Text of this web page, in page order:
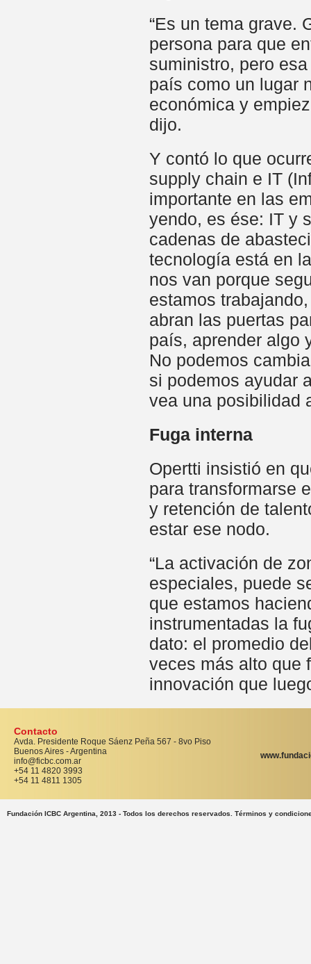
“Es un tema grave.
persona para que
suministro, pero
país como un lugar
económica y
dijo.
Y contó lo que
supply chain e IT
importante en las
yendo, es ése: IT y
cadenas de
tecnología está en
nos van porque
estamos
abran las puertas
país, aprender algo
No podemos
si podemos ayudar
vea una posibilidad
Fuga interna
Opertti insistió en
para transformarse
y retención de
estar ese nodo.
“La activación de
especiales, puede
que estamos
instrumentadas la
dato: el promedio
veces más alto que
innovación que
Contacto
Avda. Presidente Roque Sáenz Peña 567 - 8vo Piso
Buenos Aires - Argentina
info@ficbc.com.ar
+54 11 4820 3993
+54 11 4811 1305
Fundación ICBC Argentina, 2013 - Todos los derechos reservados. Términos y